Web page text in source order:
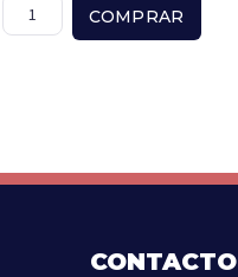
COMPRAR
CONTACTO